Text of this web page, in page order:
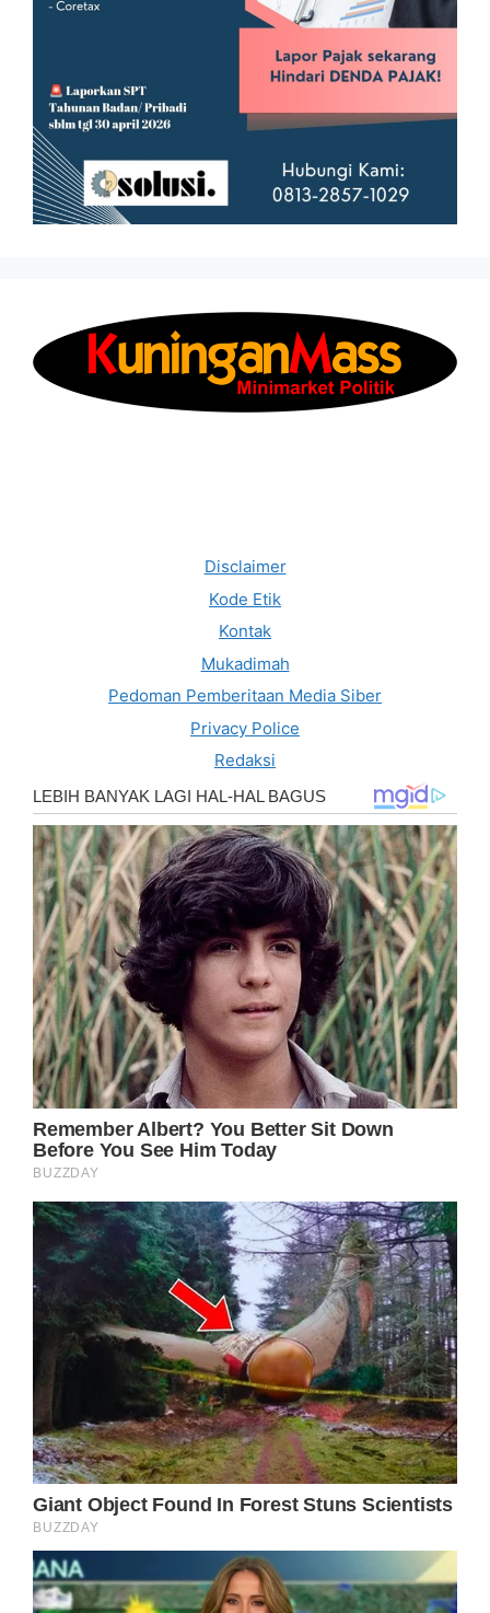
Disclaimer
Kode Etik
Kontak
Mukadimah
Pedoman Pemberitaan Media Siber
Privacy Police
Redaksi